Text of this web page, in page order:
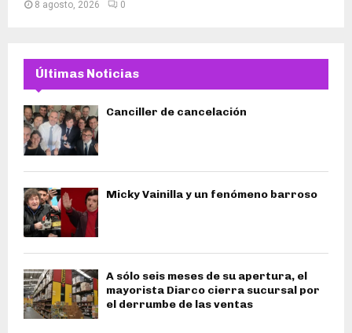
8 agosto, 2026 0
Últimas Noticias
Canciller de cancelación
Micky Vainilla y un fenómeno barroso
A sólo seis meses de su apertura, el
mayorista Diarco cierra sucursal por
el derrumbe de las ventas